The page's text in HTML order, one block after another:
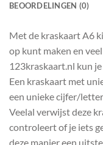
BEOORDELINGEN (0)
Met de kraskaart A6
op kunt maken en
123kraskaart.nl kun
Een kraskaart met
een unieke cijfer/
Veelal verwijst deze
controleert of je iets
deze manier een